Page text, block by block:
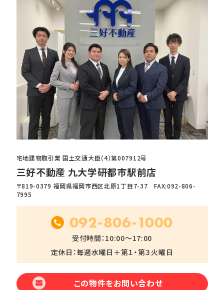
宅地建物取引業 国土交通大臣（4）第007912号
三好不動産 九大学研都市駅前店
〒819-0379 福岡県福岡市西区北原1丁目7-37 FAX:092-806-
7995
092-806-1000
受付時間：10:00～17:00
定休日：毎週水曜日＋第１・第３火曜日
この物件をお問い合わせ